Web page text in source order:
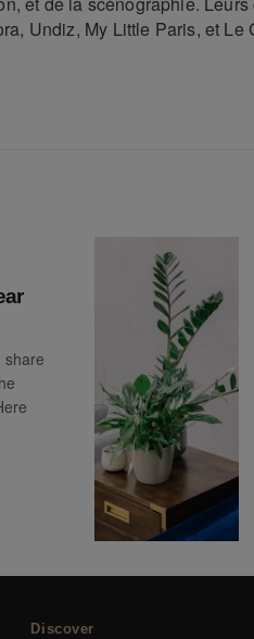
Undiz, My Little Paris, et Le
share
Discover